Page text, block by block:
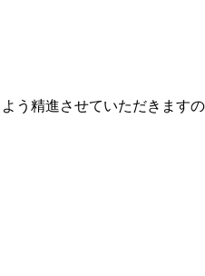
う精進させていただきますの